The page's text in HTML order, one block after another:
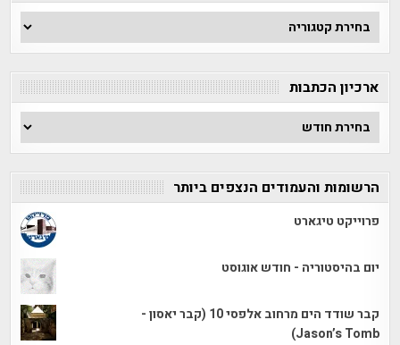
חפש
לפי
ארכיון הכתבות
ארכיון
הכתבות
הרשומות והעמודים הנצפים ביותר
פרוייקט טיגארט
יום בהיסטוריה - חודש אוגוסט
קבר שודד הים מרחוב אלפסי 10 (קבר יאסון -
Jason’s Tomb)